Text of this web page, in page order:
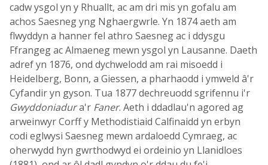
cadw ysgol yn y Rhuallt, ac am dri mis yn gofalu am
achos Saesneg yng Nghaergwrle. Yn 1874 aeth am
flwyddyn a hanner fel athro Saesneg ac i ddysgu
Ffrangeg ac Almaeneg mewn ysgol yn Lausanne. Daeth
adref yn 1876, ond dychwelodd am rai misoedd i
Heidelberg, Bonn, a Giessen, a pharhaodd i ymweld â'r
Cyfandir yn gyson. Tua 1877 dechreuodd sgrifennu i'r
Gwyddoniadura'r Faner. Aeth i ddadlau'n agored ag
arweinwyr Corff y Methodistiaid Calfinaidd yn erbyn
codi eglwysi Saesneg mewn ardaloedd Cymraeg, ac
oherwydd hyn gwrthodwyd ei ordeinio yn Llanidloes